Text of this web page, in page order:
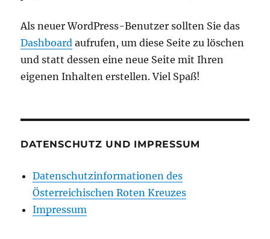
Als neuer WordPress-Benutzer sollten Sie das
Dashboard aufrufen, um diese Seite zu löschen
und statt dessen eine neue Seite mit Ihren
eigenen Inhalten erstellen. Viel Spaß!
DATENSCHUTZ UND IMPRESSUM
Datenschutzinformationen des
Österreichischen Roten Kreuzes
Impressum